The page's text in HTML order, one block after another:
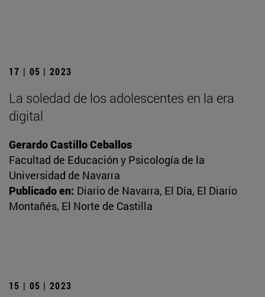
17 | 05 | 2023
La soledad de los adolescentes en la era
digital
Gerardo Castillo Ceballos
Facultad de Educación y Psicología de la
Universidad de Navarra
Publicado en: Diario de Navarra, El Día, El Diario
Montañés, El Norte de Castilla
15 | 05 | 2023